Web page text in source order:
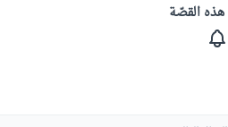
القصّة